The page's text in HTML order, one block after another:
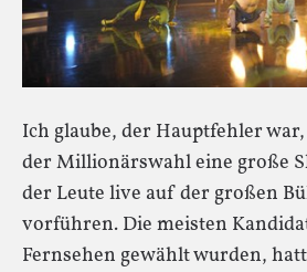
Ich glaube, der Hauptfehler
der Millionärswahl eine große
der Leute live auf der großen
vorführen. Die meisten
Fernsehen gewählt wurden,